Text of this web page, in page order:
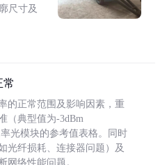
尺寸及
常
的正常范围及影响因素，重
（典型值为-3dBm
光模块的参考值表格。同时
光纤损耗、连接器问题）及
网络性能问题。